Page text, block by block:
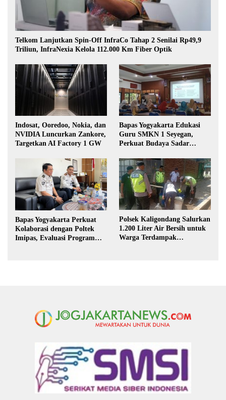
Telkom Lanjutkan Spin-Off InfraCo Tahap 2 Senilai Rp49,9
Triliun, InfraNexia Kelola 112.000 Km Fiber Optik
Indosat, Ooredoo, Nokia, dan
NVIDIA Luncurkan Zankore,
Targetkan AI Factory 1 GW
Bapas Yogyakarta Edukasi
Guru SMKN 1 Seyegan,
Perkuat Budaya Sadar
Bapas Yogyakarta Perkuat
Kolaborasi dengan Poltek
Imipas, Evaluasi Program
Polsek Kaligondang Salurkan
1.200 Liter Air Bersih untuk
Warga Terdampak